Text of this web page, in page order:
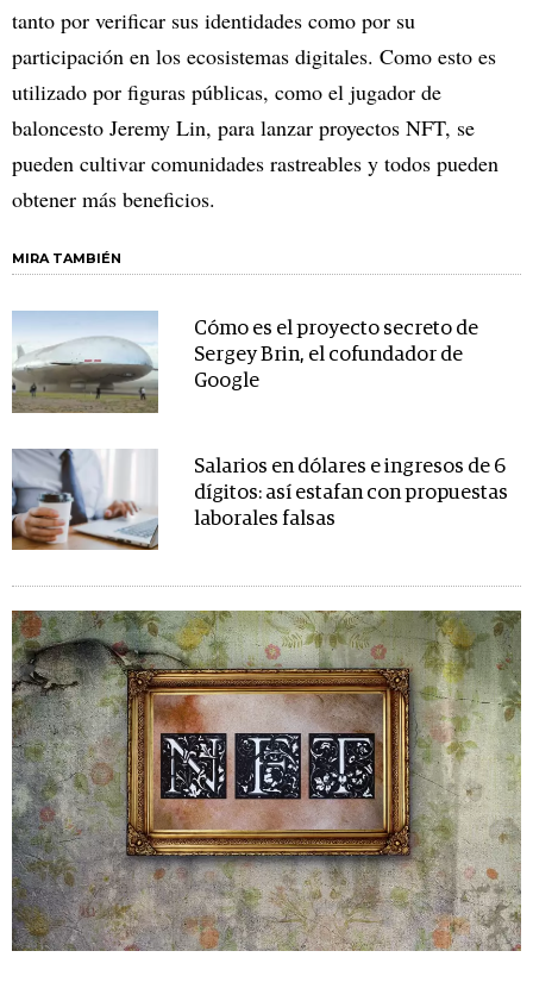
tanto por verificar sus identidades como por su
participación en los ecosistemas digitales. Como esto es
utilizado por figuras públicas, como el jugador de
baloncesto Jeremy Lin, para lanzar proyectos NFT, se
pueden cultivar comunidades rastreables y todos pueden
obtener más beneficios.
MIRA TAMBIÉN
Cómo es el proyecto secreto de
Sergey Brin, el cofundador de
Google
Salarios en dólares e ingresos de 6
dígitos: así estafan con propuestas
laborales falsas